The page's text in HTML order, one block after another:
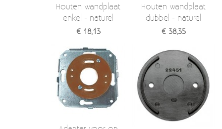
Afvalemmers
Moccamaster (De beste kop koffie sinds 1968)
Houten wandplaat
enkel - naturel
€ 18,13
Houten wandplaat
dubbel - naturel
€ 38,35